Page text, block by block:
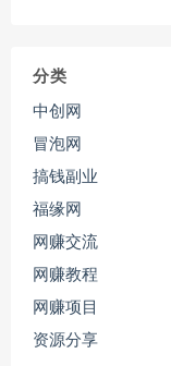
分类
中创网
冒泡网
搞钱副业
福缘网
网赚交流
网赚教程
网赚项目
资源分享